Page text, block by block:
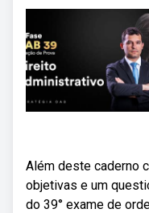
Além deste caderno
objetivas e um
do 39° exame de